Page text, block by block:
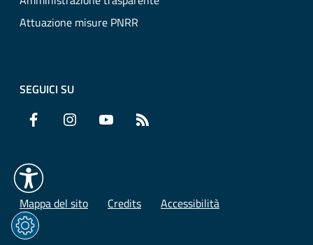
Attuazione misure PNRR
SEGUICI SU
Facebook Instagram YouTube
Mappa del sito Credits Accessibilità